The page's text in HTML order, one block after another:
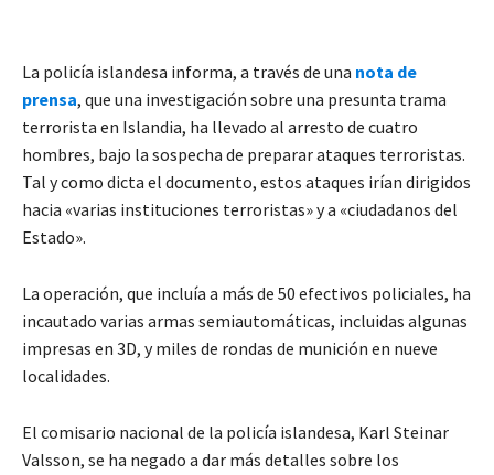
La policía islandesa informa, a través de una nota de
prensa, que una investigación sobre una presunta trama
terrorista en Islandia, ha llevado al arresto de cuatro
hombres, bajo la sospecha de preparar ataques terroristas.
Tal y como dicta el documento, estos ataques irían dirigidos
hacia «varias instituciones terroristas» y a «ciudadanos del
Estado».
La operación, que incluía a más de 50 efectivos policiales, ha
incautado varias armas semiautomáticas, incluidas algunas
impresas en 3D, y miles de rondas de munición en nueve
localidades.
El comisario nacional de la policía islandesa, Karl Steinar
Valsson, se ha negado a dar más detalles sobre los